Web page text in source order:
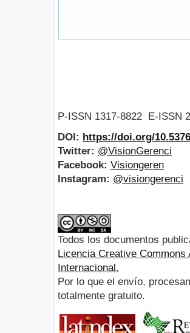
P-ISSN 1317-8822 E-ISSN
DOI: https://doi.org/
Twitter: @VisionGerenci
Facebook: Visiongeren
Instagram: @visiongerenci
Todos los documentos
Licencia Creative
Internacional.
Por lo que el envío,
totalmente gratuito.